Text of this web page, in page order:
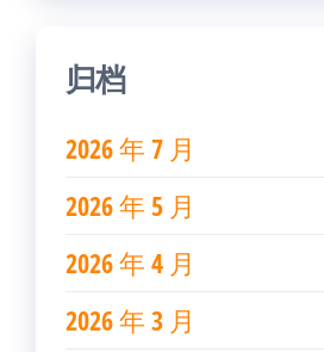
归档
2026 年 7 月
2026 年 5 月
2026 年 4 月
2026 年 3 月